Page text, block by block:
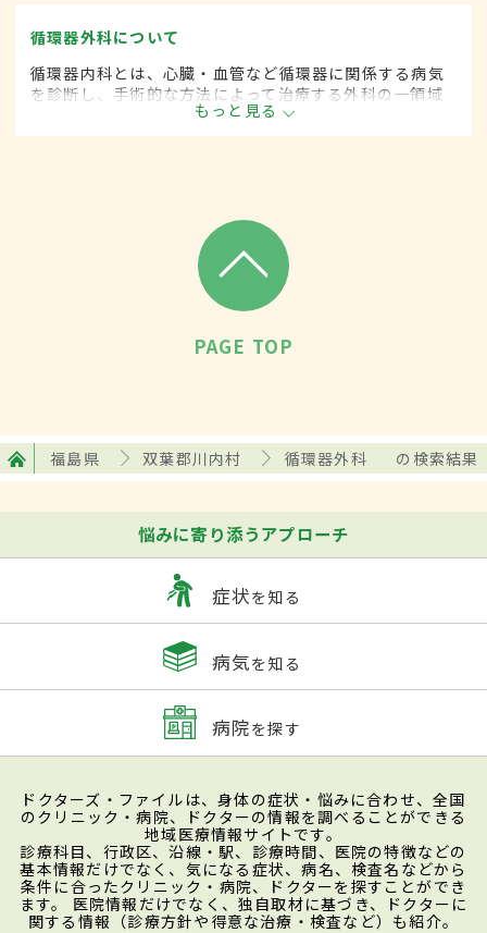
循環器外科について
循環器内科とは、心臓・血管など循環器に関係する病気
を診断し、手術的な方法によって治療する外科の一領域
です。平成20年4月の制度改正前は、循環器科と呼ばれ
ていました。
もっと見る
PAGE TOP
福島県 双葉郡川内村 循環器外科 の検索結果
悩みに寄り添うアプローチ
症状を知る
病気を知る
病院を探す
ドクターズ・ファイルは、身体の症状・悩みに合わせ、全国
のクリニック・病院、ドクターの情報を調べることができる
地域医療情報サイトです。
診療科目、行政区、沿線・駅、診療時間、医院の特徴などの
基本情報だけでなく、気になる症状、病名、検査名などから
条件に合ったクリニック・病院、ドクターを探すことができ
ます。 医院情報だけでなく、独自取材に基づき、ドクターに
関する情報（診療方針や得意な治療・検査など）も紹介。